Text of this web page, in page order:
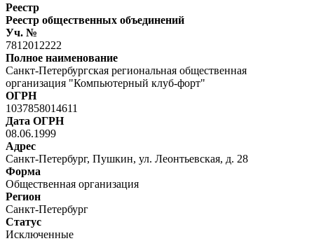
Реестр
Реестр общественных объединений
Уч. №
7812012222
Полное наименование
Санкт-Петербургская региональная общественная
организация "Компьютерный клуб-форт"
ОГРН
1037858014611
Дата ОГРН
08.06.1999
Адрес
Санкт-Петербург, Пушкин, ул. Леонтьевская, д. 28
Форма
Общественная организация
Регион
Санкт-Петербург
Статус
Исключенные